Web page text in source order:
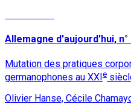
Allemagne d'aujourd'hui,
Mutation des pratiques
germanophones au XXIe
Olivier Hanse, Cécile